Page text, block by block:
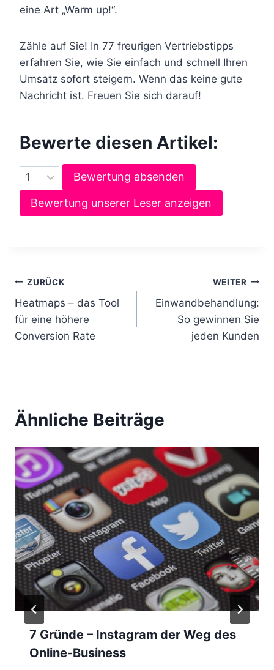
eine Art „Warm up!“.
Zähle auf Sie! In 77 freurigen Vertriebstipps
erfahren Sie, wie Sie einfach und schnell Ihren
Umsatz sofort steigern. Wenn das keine gute
Nachricht ist. Freuen Sie sich darauf!
Bewerte diesen Artikel:
Bewertung absenden
Bewertung unserer Leser anzeigen
B
e
i
a
s
n
a
v
i
g
ZURÜCK
Heatmaps – das Tool
für eine höhere
Conversion Rate
WEITER
Einwandbehandlung:
So gewinnen Sie
jeden Kunden
Ähnliche Beiträge
7 Gründe – Instagram der Weg des
Online-Business